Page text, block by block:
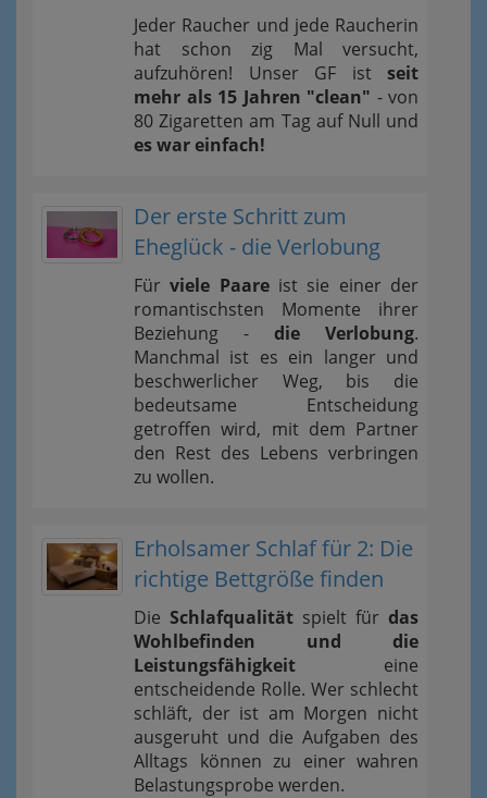
Jeder Raucher und jede Raucherin
hat schon zig Mal versucht,
aufzuhören! Unser GF ist seit
mehr als 15 Jahren "clean" - von
80 Zigaretten am Tag auf Null und
es war einfach!
Der erste Schritt zum
Eheglück - die Verlobung
Fürviele Paareist sie einer der
romantischsten Momente ihrer
Beziehung - die Verlobung.
Manchmal ist es ein langer und
beschwerlicher Weg, bis die
bedeutsame Entscheidung
getroffen wird, mit dem Partner
den Rest des Lebens verbringen
zu wollen.
Erholsamer Schlaf für 2: Die
richtige Bettgröße finden
Die Schlafqualität spielt für das
Wohlbefinden und die
Leistungsfähigkeit eine
entscheidende Rolle. Wer schlecht
schläft, der ist am Morgen nicht
ausgeruht und die Aufgaben des
Alltags können zu einer wahren
Belastungsprobe werden.